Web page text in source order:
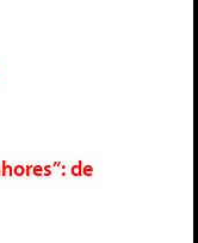
de